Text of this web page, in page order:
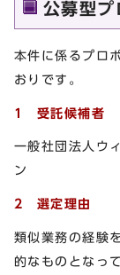
公募型プ
本件に係るプロ
おりです。
1 受託候補者
一般社団法人ウ
ン
2 選定理由
類似業務の経験
的なものとなっ